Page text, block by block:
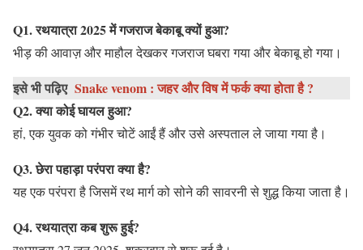
Q1. रथयात्रा 2025 में गजराज बेकाबू क्यों हुआ?
भीड़ की आवाज़ और माहौल देखकर गजराज घबरा गया और बेकाबू हो गया।
इसे भी पढ़िए Snake venom : जहर और विष में फर्क क्या होता है ?
Q2. क्या कोई घायल हुआ?
हां, एक युवक को गंभीर चोटें आईं हैं और उसे अस्पताल ले जाया गया है।
Q3. छेरा पहाड़ा परंपरा क्या है?
यह एक परंपरा है जिसमें रथ मार्ग को सोने की सावरनी से शुद्ध किया जाता है।
Q4. रथयात्रा कब शुरू हुई?